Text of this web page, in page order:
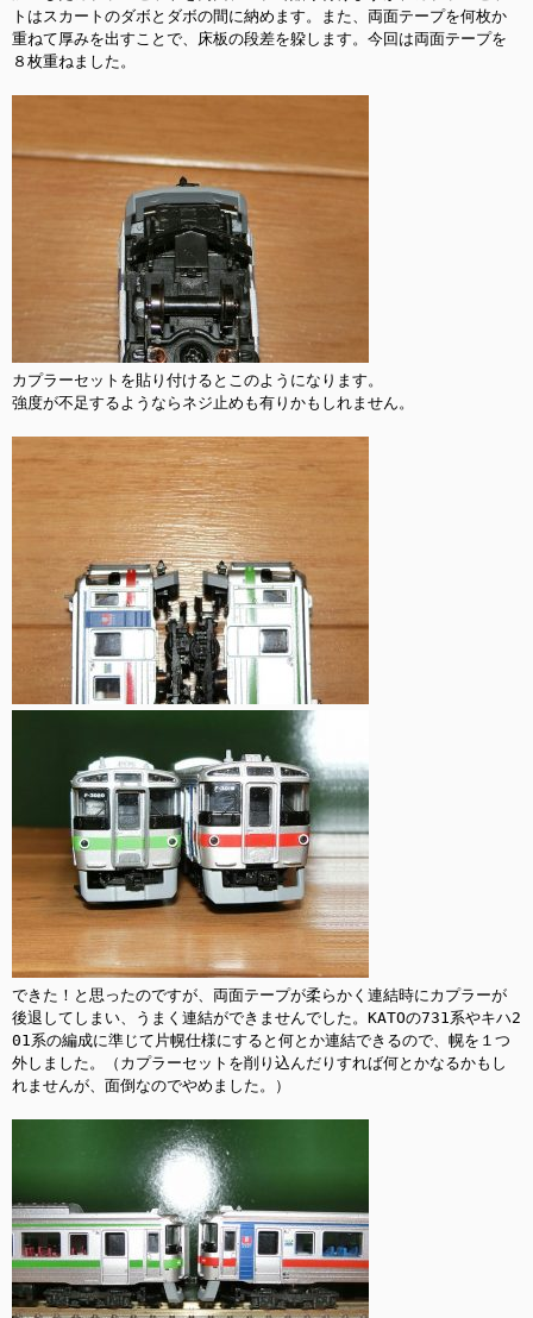
トはスカートのダボとダボの間に納めます。また、両面テープを何枚か
重ねて厚みを出すことで、床板の段差を躱します。今回は両面テープを
８枚重ねました。
カプラーセットを貼り付けるとこのようになります。
強度が不足するようならネジ止めも有りかもしれません。
できた！と思ったのですが、両面テープが柔らかく連結時にカプラーが
後退してしまい、うまく連結ができませんでした。KATOの731系やキハ2
01系の編成に準じて片幌仕様にすると何とか連結できるので、幌を１つ
外しました。（カプラーセットを削り込んだりすれば何とかなるかもし
れませんが、面倒なのでやめました。）